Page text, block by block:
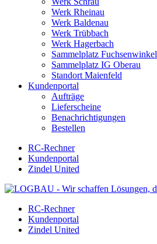
Werk Rheinau
Werk Baldenau
Werk Trübbach
Werk Hagerbach
Sammelplatz Fuchsenwinkel
Sammelplatz IG Oberau
Standort Maienfeld
Kundenportal
Aufträge
Lieferscheine
Benachrichtigungen
Bestellen
RC-Rechner
Kundenportal
Zindel United
RC-Rechner
Kundenportal
Zindel United